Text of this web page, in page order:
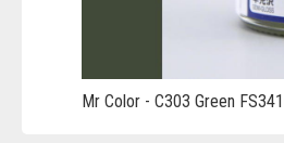
Mr Color - C303 Green